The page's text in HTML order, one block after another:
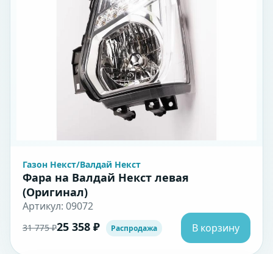
Газон Некст/Валдай Некст
Фара на Валдай Некст левая
(Оригинал)
Артикул: 09072
31 775 ₽25 358 ₽ Распродажа В корзину